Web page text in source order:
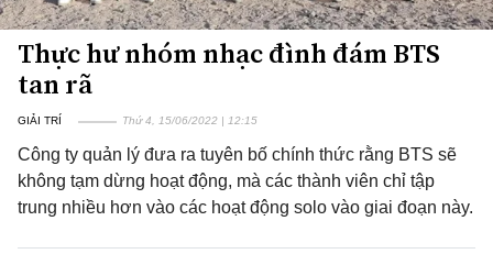
Thực hư nhóm nhạc đình đám BTS
tan rã
GIẢI TRÍ Thứ 4, 15/06/2022 | 12:15
Công ty quản lý đưa ra tuyên bố chính thức rằng BTS sẽ
không tạm dừng hoạt động, mà các thành viên chỉ tập
trung nhiều hơn vào các hoạt động solo vào giai đoạn này.